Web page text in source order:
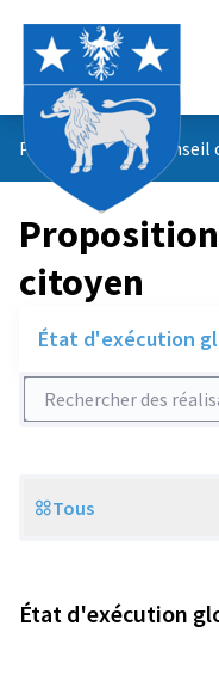
Propositions du conseil
citoyen
État d'exécution
Rechercher des
Scope
Tous
État d'exécution